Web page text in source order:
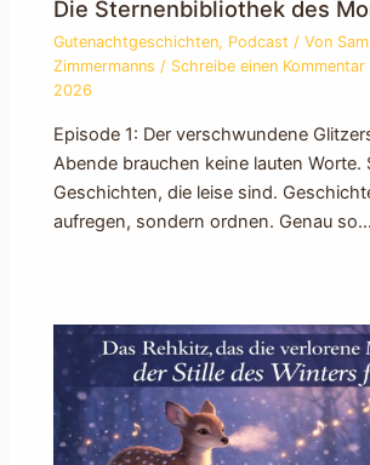
Die Sternenbibliothek des
Gutenachtgeschichten, Podcast / Von
Zimmermanns / Schreibe einen Kommentar
2026
Episode 1: Der verschwundene
Abende brauchen keine lauten Worte.
Geschichten, die leise sind.
aufregen, sondern ordnen. Genau so…